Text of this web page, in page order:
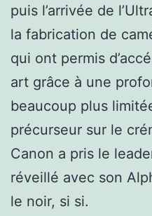
puis l’arrivée de
la fabrication de
qui ont permis
art grâce à une
beaucoup plus
précurseur sur le
Canon a pris le
réveillé avec son
le noir, si si.